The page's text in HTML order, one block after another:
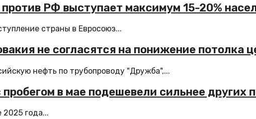
РФ выступает максимум 15-20%
страны в Евросоюз...
не согласятся на понижение потолка
нефть по трубопроводу "Дружба",...
в мае подешевели сильнее других
года...